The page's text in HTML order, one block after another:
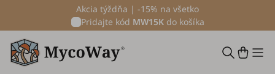
Akcia týždňa | -15% na všetko
Pridajte kód MW15Kdo košíka